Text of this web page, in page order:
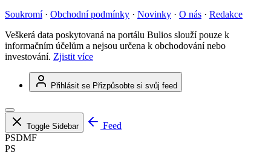
Soukromí · Obchodní podmínky · Novinky · O nás · Redakce
Veškerá data poskytovaná na portálu Bulios slouží pouze k
informačním účelům a nejsou určena k obchodování nebo
investování. Zjistit více
Přihlásit se Přizpůsobte si svůj feed
Toggle Sidebar
Feed
PSDMF
PS